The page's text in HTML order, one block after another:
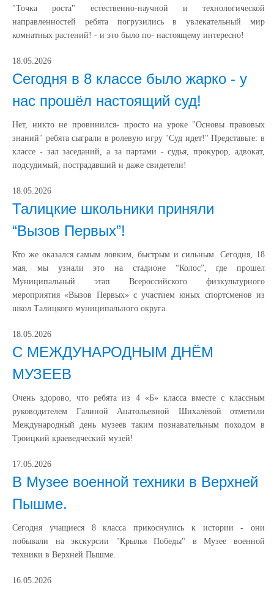
"Точка роста" естественно-научной и технологической
направленностей ребята погрузились в увлекательный мир
комнатных растений! - и это было по- настоящему интересно!
18.05.2026
Сегодня в 8 классе было жарко - у
нас прошёл настоящий суд!
Нет, никто не провинился- просто на уроке "Основы правовых
знаний" ребята сыграли в ролевую игру "Суд идет!" Представьте: в
классе - зал заседаний, а за партами - судья, прокурор, адвокат,
подсудимый, пострадавший и даже свидетели!
18.05.2026
Талицкие школьники приняли
“Вызов Первых”!
Кто же оказался самым ловким, быстрым и сильным. Сегодня, 18
мая, мы узнали это на стадионе “Колос”, где прошел
Муниципальный этап Всероссийского физкультурного
мероприятия «Вызов Первых» с участием юных спортсменов из
школ Талицкого муниципального округа.
18.05.2026
С МЕЖДУНАРОДНЫМ ДНЁМ
МУЗЕЕВ
Очень здорово, что ребята из 4 «Б» класса вместе с классным
руководителем Галиной Анатольевной Шихалёвой отметили
Международный день музеев таким познавательным походом в
Троицкий краеведческий музей!
17.05.2026
В Музее военной техники в Верхней
Пышме.
Сегодня учащиеся 8 класса прикоснулись к истории - они
побывали на экскурсии "Крылья Победы" в Музее военной
техники в Верхней Пышме.
16.05.2026